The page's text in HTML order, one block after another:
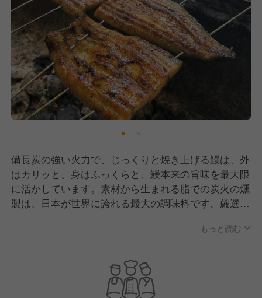
備長炭の強い火力で、じっくりと焼き上げる鰻は、外
はカリッと、身はふっくらと、鰻本来の旨味を最大限
に活かしています。素材から生まれる脂での炭火の燻
製は、日本が世界に誇れる最大の調味料です。厳選し
もっと読む